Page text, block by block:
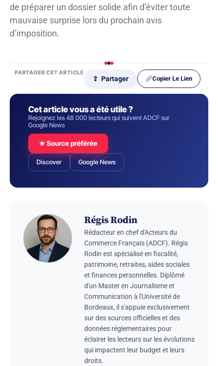
de préparer un dossier solide afin d’éviter toute
mauvaise surprise lors du prochain avis
d’imposition.
PARTAGER CET ARTICLE
⇪ Partager Copier Le Lien
Cet article vous a été utile ?
Rejoignez les 48 000 lecteurs qui suivent ADCF sur
Google News
★ Source préférée
Discover Google News
Régis Rodin
Rédacteur en chef d'Acteurs du
Commerce Français (ADCF). Régis
Rodin est spécialisé en fiscalité,
patrimoine, retraites, aides sociales
et finances personnelles. Diplômé
d'un Master en Journalisme et
Communication à l'Université de
Bordeaux, il s'appuie exclusivement
sur des sources officielles et des
données réglementaires pour
éclairer les lecteurs sur les évolutions
qui impactent leur budget et leurs
droits.